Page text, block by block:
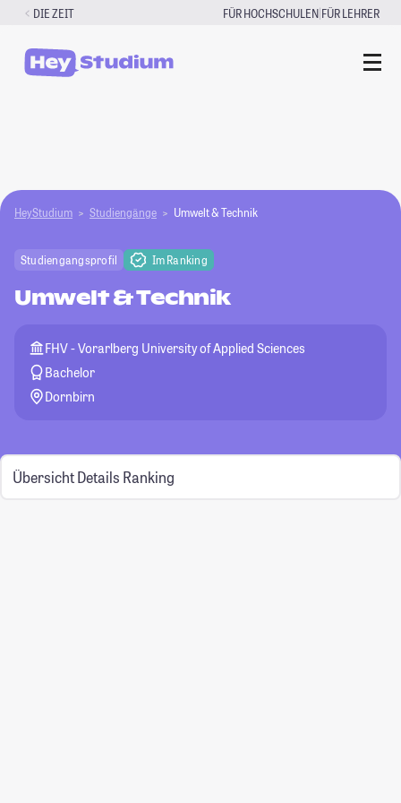
Zum
springen
DIE ZEIT FÜR HOCHSCHULEN|FÜR LEHRER
HeyStudium Studiengänge Umwelt & Technik
Studiengangsprofil Im Ranking
Umwelt & Technik
FHV - Vorarlberg University of Applied Sciences
Bachelor
Dornbirn
Übersicht Details Ranking